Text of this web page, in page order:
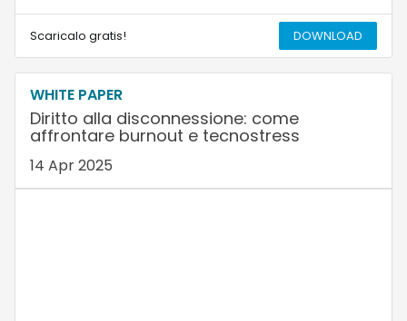
Scaricalo gratis! DOWNLOAD
WHITE PAPER
Diritto alla disconnessione: come
affrontare burnout e tecnostress
14 Apr 2025